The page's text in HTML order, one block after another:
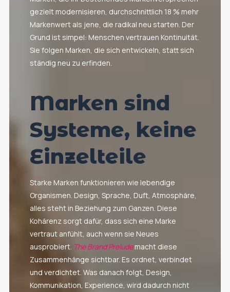
gezielt modernisieren, durchschnittlich 18 % mehr
Markenwert als jene, die radikal neu starten. Der
Grund ist simpel: Menschen vertrauen Kontinuität.
Sie folgen Marken, die sich entwickeln, statt sich
ständig neu zu erfinden.
Marken sind
Systeme, keine
Einzelteile
Starke Marken funktionieren wie lebendige
Organismen. Design, Sprache, Duft, Atmosphäre,
alles steht in Beziehung zum Ganzen. Diese
Kohärenz sorgt dafür, dass sich eine Marke
vertraut anfühlt, auch wenn sie Neues
ausprobiert. The Brand Preludemacht diese
Zusammenhänge sichtbar. Es ordnet, verbindet
und verdichtet. Was danach folgt, Design,
Kommunikation, Experience, wird dadurch nicht